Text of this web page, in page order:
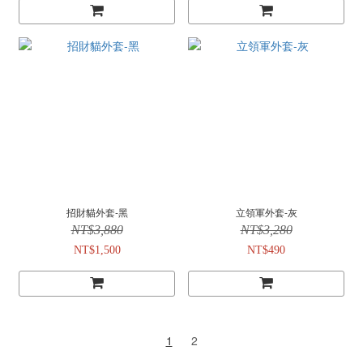
招財貓外套-黑
NT$3,880
NT$1,500
立領軍外套-灰
NT$3,280
NT$490
1 2